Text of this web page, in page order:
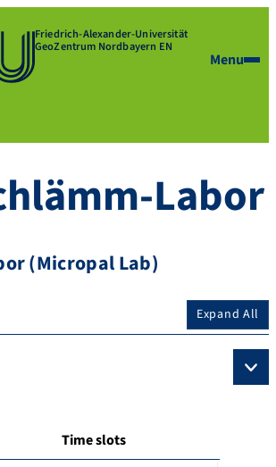
Friedrich-Alexander-Universität
GeoZentrum Nordbayern EN
Menu
Labor
(Micropal Lab)
Expand All
Time slots